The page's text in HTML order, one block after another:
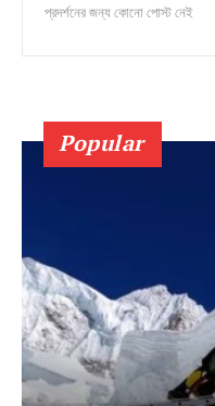
প্রদর্শনের জন্য কোনো পোস্ট নেই
Popular